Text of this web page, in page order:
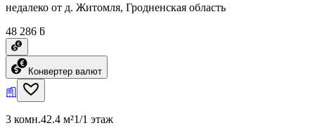
недалеко от д. Житомля, Гродненская область
48 286 ƃ
Конвертер валют
3 комн.42.4 м²1/1 этаж